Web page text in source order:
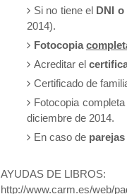
Si no tiene el DNI
2014).
Fotocopia
Acreditar el
Certificado de
Fotocopia
diciembre de 2014.
En caso de
AYUDAS DE LIBROS:
http://www.carm.es/web/